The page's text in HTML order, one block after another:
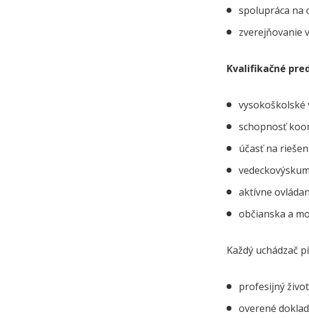
spolupráca na
zverejňovanie
Kvalifikačné
vysokoškolské
schopnosť
účasť na
aktívne
občianska a
Každý uchádzač
profesijný
overené